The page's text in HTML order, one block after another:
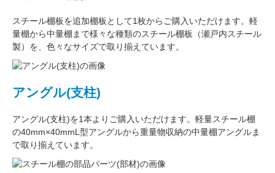
スチール棚板を追加棚板 として1枚からご購入いただけます。軽
量棚から中量棚まで様々な種類のスチール棚板（瀬戸内スチール
製）を、色々なサイズで取り揃えています。
アングル(支柱)
アングル(支柱)を1本よりご購入いただけます。軽量スチール棚
の40mm×40mmL型アングルから重量物収納の中量棚アングルま
で取り揃えています。